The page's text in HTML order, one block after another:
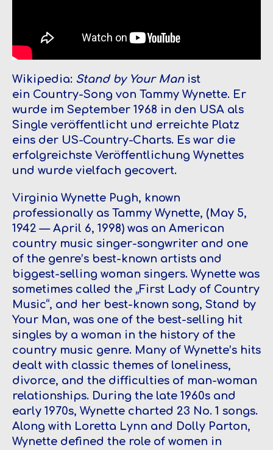
Wikipedia: Stand by Your Manist
ein Country-Song von Tammy Wynette. Er
wurde im September 1968 in den USA als
Single veröffentlicht und erreichte Platz
eins der US-Country-Charts. Es war die
erfolgreichste Veröffentlichung Wynettes
und wurde vielfach gecovert.
Virginia Wynette Pugh, known
professionally as Tammy Wynette, (May 5,
1942 — April 6, 1998) was an American
country music singer-songwriter and one
of the genre’s best-known artists and
biggest-selling woman singers. Wynette was
sometimes called the „First Lady of Country
Music“, and her best-known song, Stand by
Your Man, was one of the best-selling hit
singles by a woman in the history of the
country music genre. Many of Wynette’s hits
dealt with classic themes of loneliness,
divorce, and the difficulties of man-woman
relationships. During the late 1960s and
early 1970s, Wynette charted 23 No. 1 songs.
Along with Loretta Lynn and Dolly Parton,
Wynette defined the role of women in